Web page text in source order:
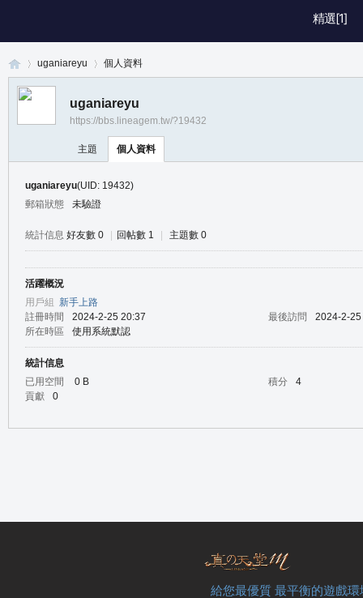
精選[1]
uganiareyu 個人資料
uganiareyu
https://bbs.lineagem.tw/?19432
主題 個人資料
uganiareyu(UID: 19432)
郵箱狀態
未驗證
統計信息 好友數 0 回帖數 1 主題數 0
活躍概況
用戶組 新手上路
註冊時間
2024-2-25 20:37 最後訪問
2024-2-
所在時區
使用系統默認
統計信息
已用空間
0 B 積分
4
貢獻
0
給您最優質 最平衡的遊戲